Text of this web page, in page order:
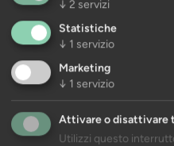
↓ 2 servizi
Statistiche
↓ 1 servizio
Marketing
↓ 1 servizio
Attivare o disattivare
Utilizzi questo